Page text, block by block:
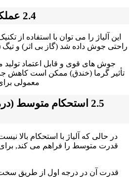
2.4 عملکرد خوب جوشکاری
راحتی جوش داده شد (گاز بی اثر) و
جوش های قوی و قابل اعتماد
تأثیر گرما (خندق) ممکن است کاهش
معمولی
2.5 استحکام متوسط
در حالی که آلیاژ با استحکام بالا
قدرت متوسط ​​را فراهم می کند, برای
قدرت آن در درجه اول از طریق